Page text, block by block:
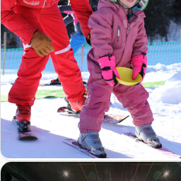
Zur Detailseite von Dieselkino